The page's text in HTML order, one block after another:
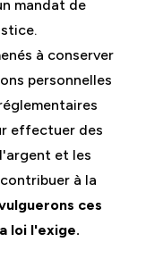
mandat de
à conserver
personnelles
effectuer des
et les
à la
ces
loi l'exige.